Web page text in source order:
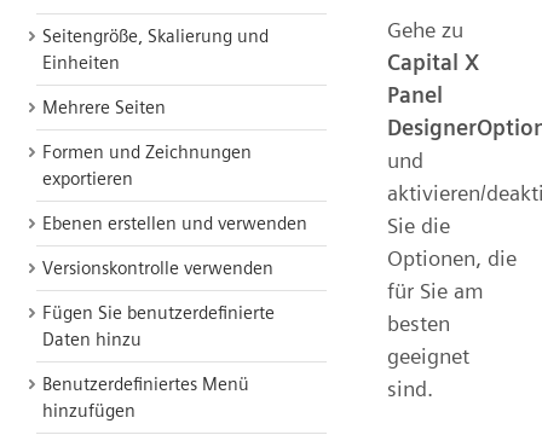
Seitengröße, Skalierung und
Einheiten
Mehrere Seiten
Formen und Zeichnungen
exportieren
Ebenen erstellen und verwenden
Versionskontrolle verwenden
Fügen Sie benutzerdefinierte
Daten hinzu
Benutzerdefiniertes Menü
hinzufügen
Gehe zu
Capital X
Panel
und
aktivieren/
Sie die
Optionen, die
für Sie am
besten
geeignet
sind.